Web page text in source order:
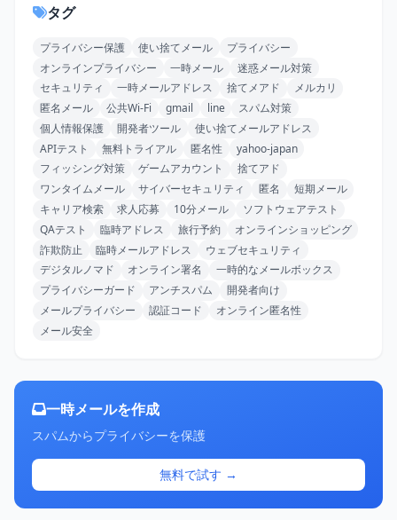
タグ
プライバシー保護 使い捨てメール
プライバシー
オンラインプライバシー
一時メール
迷惑メール対策
セキュリティ
一時メールアドレス 捨てメアド
メルカリ
匿名メール
公共Wi-Fi gmail line
スパム対策
個人情報保護
開発者ツール
使い捨てメールアドレス
APIテスト
無料トライアル 匿名性
yahoo-japan
フィッシング対策
ゲームアカウント
捨てアド
ワンタイムメール
サイバーセキュリティ 匿名
短期メール
キャリア検索
求人応募 10分メール
ソフトウェアテスト
QAテスト
臨時アドレス 旅行予約
オンラインショッピング
詐欺防止
臨時メールアドレス
ウェブセキュリティ
デジタルノマド
オンライン署名
一時的なメールボックス
プライバシーガード
アンチスパム
開発者向け
メールプライバシー
認証コード
オンライン匿名性
メール安全
一時メールを作成
スパムからプライバシーを保護
無料で試す →